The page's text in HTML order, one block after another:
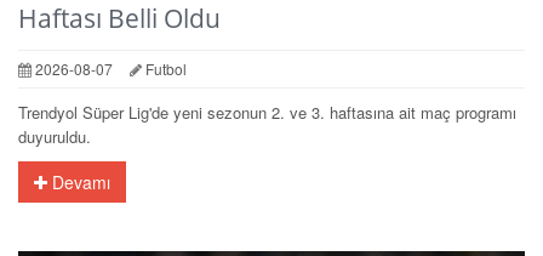
Haftası Belli Oldu
2026-08-07 Futbol
Trendyol Süper Lig'de yeni sezonun 2. ve 3. haftasına ait maç programı
duyuruldu.
Devamı